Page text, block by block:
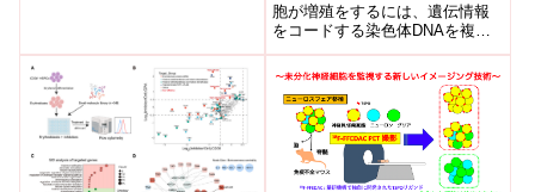
トを説明する新仮説～
胞が増殖をするには、遺伝情報
をコードする染色体DNAを複製
しなければなりません。染色体
DNAを複製する際には、その二